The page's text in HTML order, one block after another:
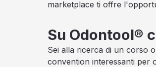
marketplace ti offre
Su Odontool®
Sei alla ricerca di un corso
convention interessanti per